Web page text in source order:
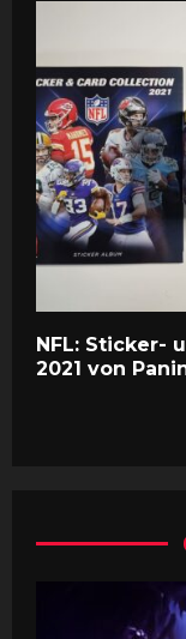
NFL: Sticker-
2021 von